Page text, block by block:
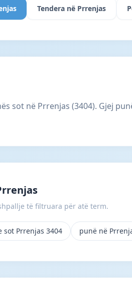
Tendera në Prrenjas
sot në Prrenjas (3404). Gjej
të filtruara për atë term.
sot Prrenjas 3404 punë në